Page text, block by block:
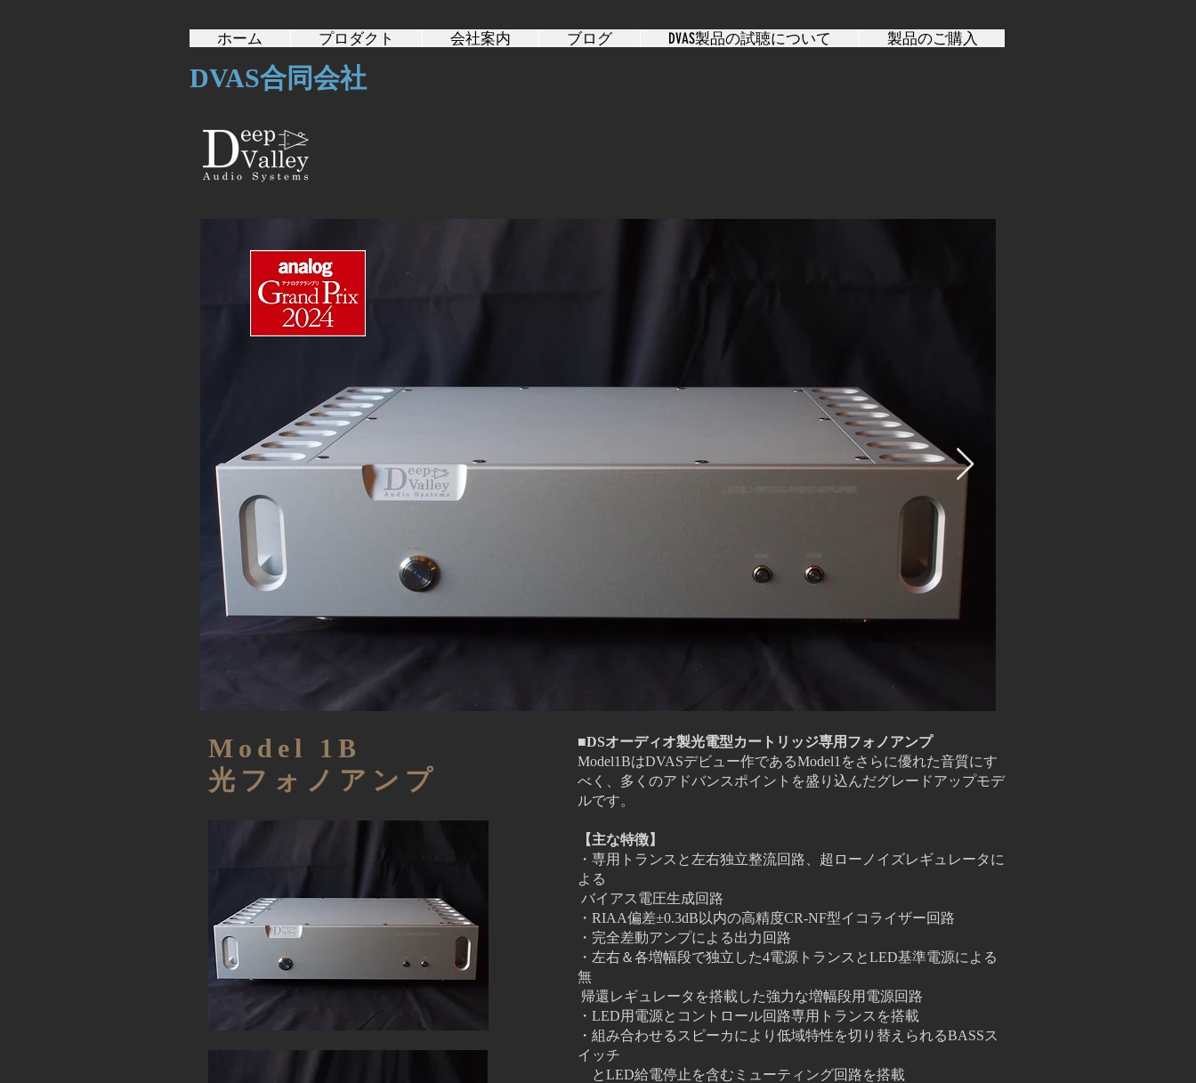
ホーム プロダクト 会社案内 ブログ DVAS製品の試聴について 製品のご購入
DVAS合同会社
P1010585.JPG
​Model 1B
​光フォノアンプ
■DSオーディオ製光電型カートリッジ専用フォノアンプ
Model1BはDVASデビュー作であるModel1をさらに優れた音質にす
べく、多くのアドバンスポイントを盛り込んだグレードアップモデ
ルです。
【主な特徴】
・専用トランスと左右独立整流回路、超ローノイズレギュレータに
よる
バイアス電圧生成回路
・RIAA偏差±0.3dB以内の高精度CR-NF型イコライザー回路
・完全差動アンプによる出力回路
・左右＆各増幅段で独立した4電源トランスとLED基準電源による
無
帰還レギュ レータを搭載した強力な増幅段用電源回路
・LED用電源とコントロール回路専用トランスを搭載
・組み合わせるスピーカにより低域特性を切り替えられるBASSス
イッチ
とLED給電停止を含むミューティング回路を搭載